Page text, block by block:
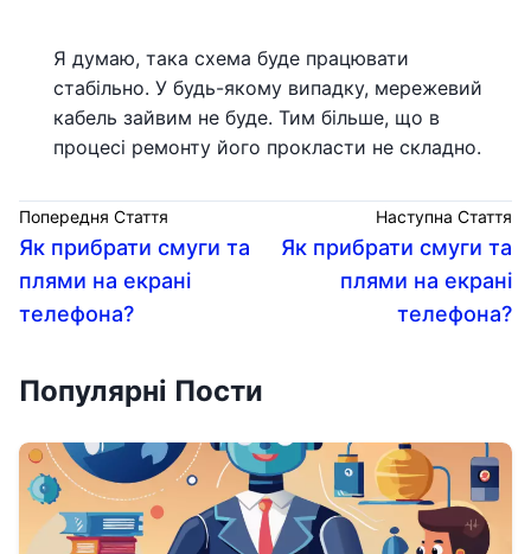
Я думаю, така схема буде працювати
стабільно. У будь-якому випадку, мережевий
кабель зайвим не буде. Тим більше, що в
процесі ремонту його прокласти не складно.
Попередня Стаття
Як прибрати смуги та
плями на екрані
телефона?
Наступна Стаття
Як прибрати смуги та
плями на екрані
телефона?
Популярні Пости